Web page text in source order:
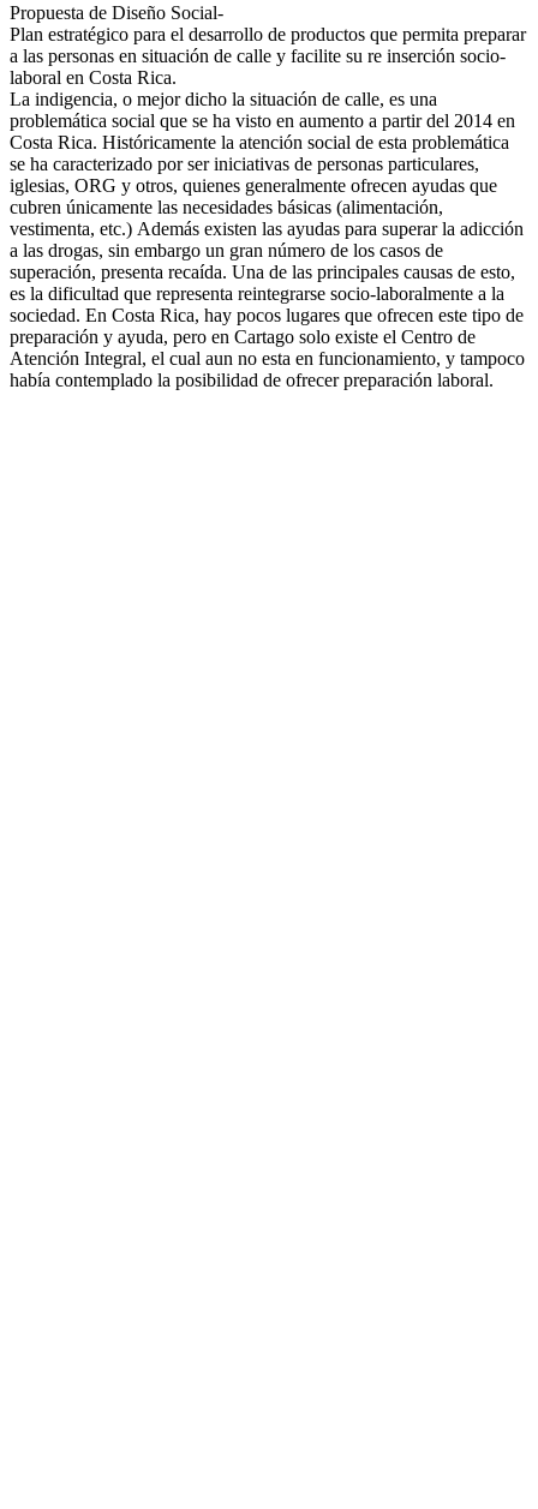
Propuesta de Diseño Social-
Plan estratégico para el desarrollo de productos que permita preparar
a las personas en situación de calle y facilite su re inserción socio-
laboral en Costa Rica.
La indigencia, o mejor dicho la situación de calle, es una
problemática social que se ha visto en aumento a partir del 2014 en
Costa Rica. Históricamente la atención social de esta problemática
se ha caracterizado por ser iniciativas de personas particulares,
iglesias, ORG y otros, quienes generalmente ofrecen ayudas que
cubren únicamente las necesidades básicas (alimentación,
vestimenta, etc.) Además existen las ayudas para superar la adicción
a las drogas, sin embargo un gran número de los casos de
superación, presenta recaída. Una de las principales causas de esto,
es la dificultad que representa reintegrarse socio-laboralmente a la
sociedad. En Costa Rica, hay pocos lugares que ofrecen este tipo de
preparación y ayuda, pero en Cartago solo existe el Centro de
Atención Integral, el cual aun no esta en funcionamiento, y tampoco
había contemplado la posibilidad de ofrecer preparación laboral.